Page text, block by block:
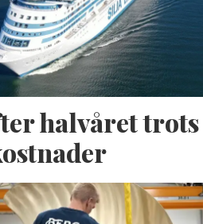
halvåret trots